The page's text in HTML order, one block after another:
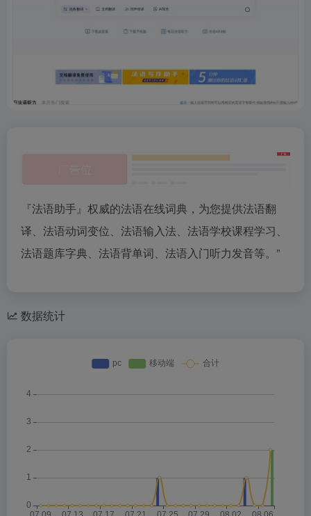
『法语助手』权威的法语在线词典，为您提供法语翻
译、法语动词变位、法语输入法、法语学校课程学习、
法语题库字典、法语背单词、法语入门听力发音等。”
数据统计